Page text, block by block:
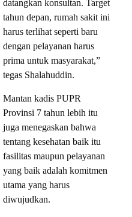
datangkan konsultan. Target
tahun depan, rumah sakit ini
harus terlihat seperti baru
dengan pelayanan harus
prima untuk masyarakat,”
tegas Shalahuddin.
Mantan kadis PUPR
Provinsi 7 tahun lebih itu
juga menegaskan bahwa
tentang kesehatan baik itu
fasilitas maupun pelayanan
yang baik adalah komitmen
utama yang harus
diwujudkan.